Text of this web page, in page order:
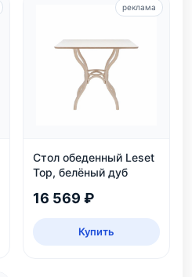
Стол обеденный Leset
Тор, белёный дуб
16 569 ₽
Купить
реклама